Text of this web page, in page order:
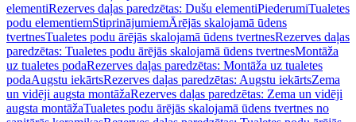
elementiRezerves daļas paredzētas: Dušu elementiPiederumiTualetes
podu elementiemStiprinājumiemĀrējās skalojamā ūdens
tvertnesTualetes podu ārējās skalojamā ūdens tvertnesRezerves daļas
paredzētas: Tualetes podu ārējās skalojamā ūdens tvertnesMontāža
uz tualetes podaRezerves daļas paredzētas: Montāža uz tualetes
podaAugstu iekārtsRezerves daļas paredzētas: Augstu iekārtsZema
un vidēji augsta montāžaRezerves daļas paredzētas: Zema un vidēji
augsta montāžaTualetes podu ārējās skalojamā ūdens tvertnes no